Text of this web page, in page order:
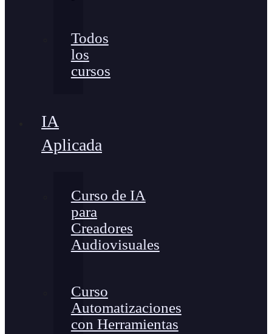
Todos
los
cursos
IA
Aplicada
Curso de IA
para
Creadores
Audiovisuales
Curso
Automatizaciones
con Herramientas